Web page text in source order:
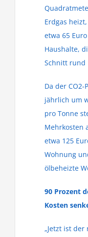
Erdgas
etwa 65
Haushalte,
Schnitt rund
Da der CO2-
jährlich um
pro Tonne
Mehrkosten
etwa 125
Wohnung
ölbeheizte
90 Prozent
Kosten
„Jetzt ist